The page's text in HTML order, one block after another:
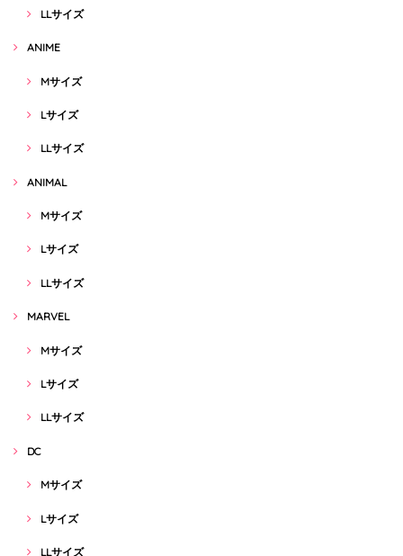
LLサイズ
ANIME
Mサイズ
Lサイズ
LLサイズ
ANIMAL
Mサイズ
Lサイズ
LLサイズ
MARVEL
Mサイズ
Lサイズ
LLサイズ
DC
Mサイズ
Lサイズ
LLサイズ